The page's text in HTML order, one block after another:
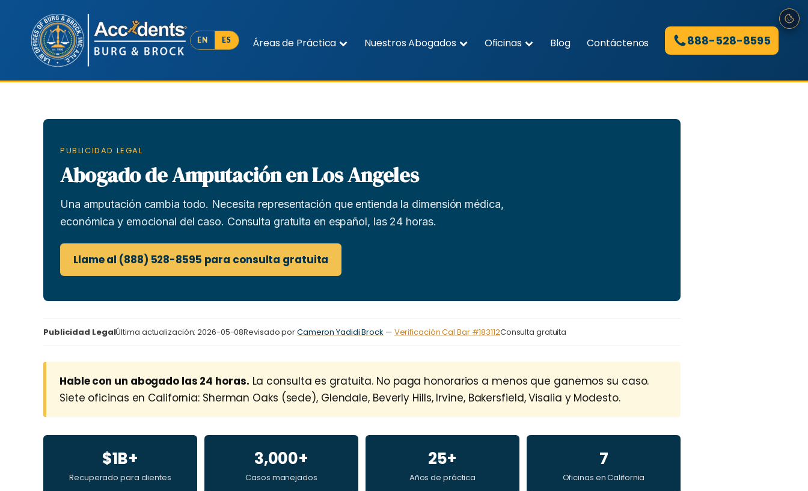
Áreas de Práctica Nuestros Abogados Oficinas Blog Contáctenos
EN ES 888-528-8595
PUBLICIDAD LEGAL
Abogado de Amputación en Los Angeles
Una amputación cambia todo. Necesita representación que entienda la dimensión médica,
económica y emocional del caso. Consulta gratuita en español, las 24 horas.
Llame al (888) 528-8595 para consulta gratuita
Publicidad LegalÚltima actualización: 2026-05-08Revisado porCameron Yadidi Brock — Verificación Cal Bar #183112Consulta gratuita
Hable con un abogado las 24 horas. La consulta es gratuita. No paga honorarios a menos que ganemos su caso.
Siete oficinas en California: Sherman Oaks (sede), Glendale, Beverly Hills, Irvine, Bakersfield, Visalia y Modesto.
$1B+
Recuperado para clientes
3,000+
Casos manejados
25+
Años de práctica
7
Oficinas en California